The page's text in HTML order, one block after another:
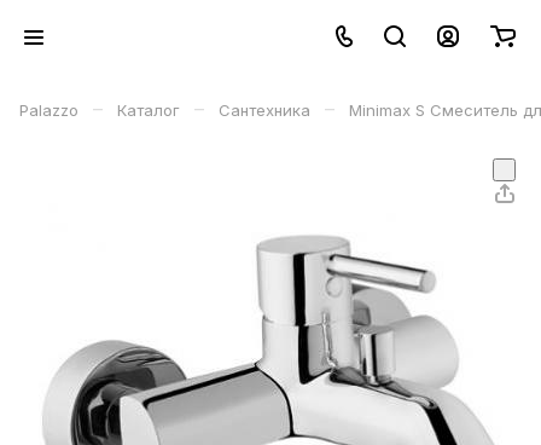
Palazzo – Каталог – Сантехника – Minimax S Смеситель